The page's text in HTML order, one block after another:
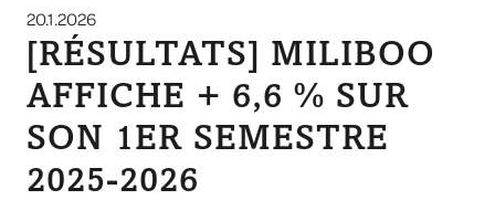
20.1.2026
[RÉSULTATS] MILIBOO
AFFICHE + 6,6 % SUR
SON 1ER SEMESTRE
2025-2026